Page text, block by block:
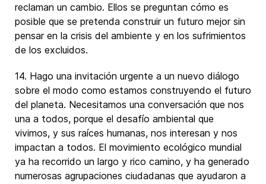
reclaman un cambio. Ellos se preguntan cómo es
posible que se pretenda construir un futuro mejor sin
pensar en la crisis del ambiente y en los sufrimientos
de los excluidos.
14. Hago una invitación urgente a un nuevo diálogo
sobre el modo como estamos construyendo el futuro
del planeta. Necesitamos una conversación que nos
una a todos, porque el desafío ambiental que
vivimos, y sus raíces humanas, nos interesan y nos
impactan a todos. El movimiento ecológico mundial
ya ha recorrido un largo y rico camino, y ha generado
numerosas agrupaciones ciudadanas que ayudaron a